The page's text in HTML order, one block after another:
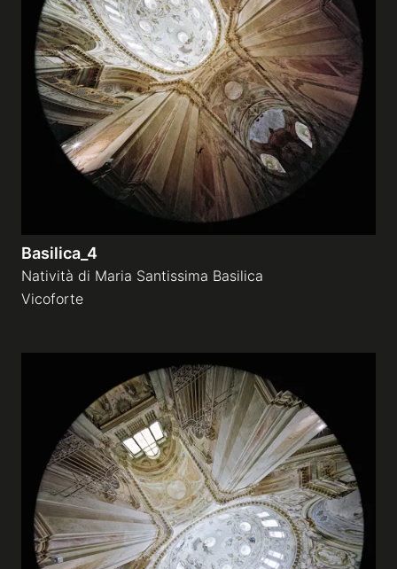
Architectonic elements
Architects and authors
Galleries
video
Expositions
Basilica_4
Natività di Maria Santissima Basilica
Vicoforte